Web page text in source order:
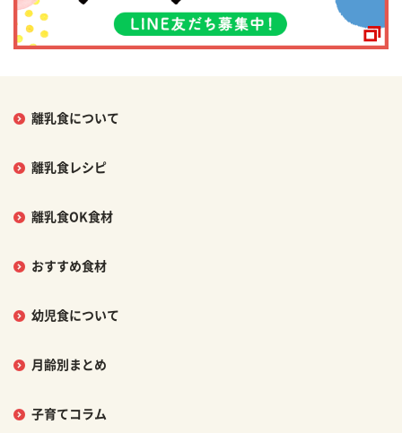
離乳食について
離乳食レシピ
離乳食OK食材
おすすめ食材
幼児食について
月齢別まとめ
子育てコラム